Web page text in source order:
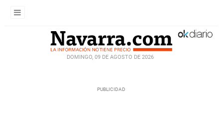
DOMINGO, 09 DE AGOSTO DE 2026